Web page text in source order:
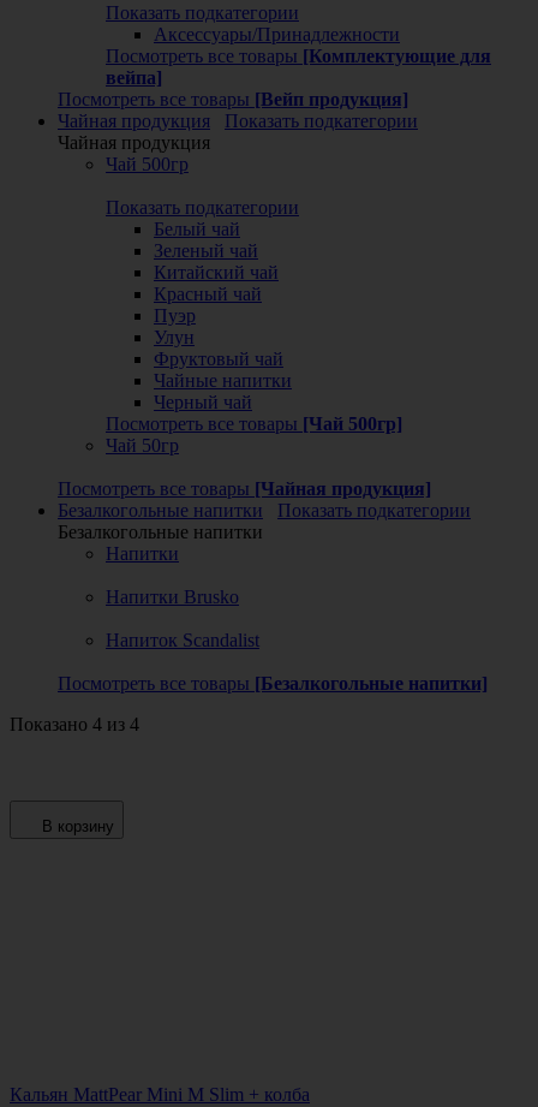
Показать подкатегории
Аксессуары/Принадлежности
Посмотреть все товары [Комплектующие для
вейпа]
Посмотреть все товары [Вейп продукция]
Чайная продукция
Показать подкатегории
Чайная продукция
Чай 500гр
Показать подкатегории
Белый чай
Зеленый чай
Китайский чай
Красный чай
Пуэр
Улун
Фруктовый чай
Чайные напитки
Черный чай
Посмотреть все товары [Чай 500гр]
Чай 50гр
Посмотреть все товары [Чайная продукция]
Безалкогольные напитки
Показать подкатегории
Безалкогольные напитки
Напитки
Напитки Brusko
Напиток Scandalist
Посмотреть все товары [Безалкогольные напитки]
Показано 4 из 4
В корзину
Кальян MattPear Mini M Slim + колба